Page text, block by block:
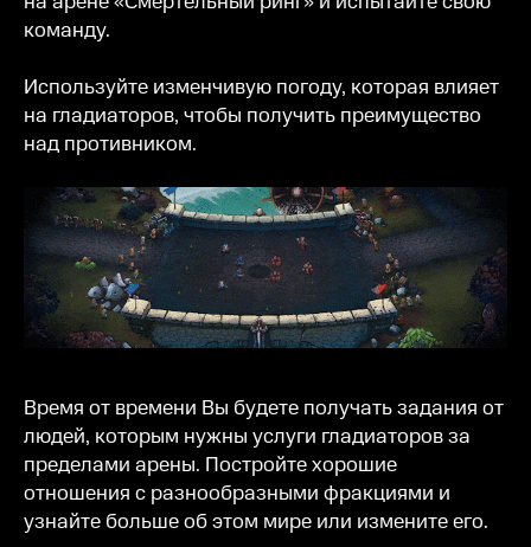
команду.
Используйте изменчивую погоду, которая влияет
на гладиаторов, чтобы получить преимущество
над противником.
Время от времени Вы будете получать задания от
людей, которым нужны услуги гладиаторов за
пределами арены. Постройте хорошие
отношения с разнообразными фракциями и
узнайте больше об этом мире или измените его.